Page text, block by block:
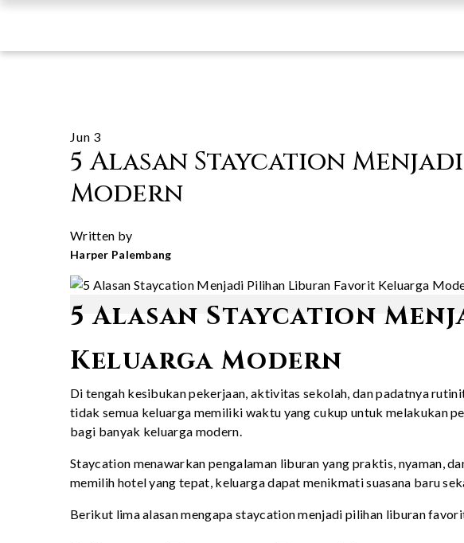
Jun 3
5 Alasan Staycation
Modern
Written by
Harper Palembang
5 Alasan Staycation
Keluarga Modern
Di tengah kesibukan pekerjaan, aktivitas sekolah, dan padatnya
tidak semua keluarga memiliki waktu yang cukup untuk melakukan
bagi banyak keluarga modern.
Staycation menawarkan pengalaman liburan yang praktis, nyaman,
memilih hotel yang tepat, keluarga dapat menikmati suasana baru
Berikut lima alasan mengapa staycation menjadi pilihan liburan